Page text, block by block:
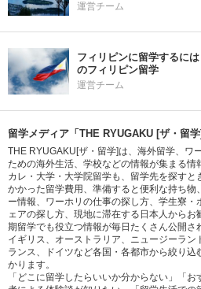
運営チーム
フィリピンに留学するに
のフィリピン留学
運営チーム
留学メディア「THE RYUGAKU [ザ・留
THE RYUGAKU[ザ・留学]は、海外留学、ワ
ための海外生活、学校などの情報が集まる情
カレ・大学・大学院留学も、留学先を探す
かかった留学費用、準備すると便利な持ち物
ー情報、ワーホリの仕事の探し方、学生寮
ェアの探し方、現地に滞在する日本人から
期留学でも役立つ情報が毎日たくさん公開さ
イギリス、オーストラリア、ニュージーラ
ランス、ドイツなど各国・各都市から絞り
かります。
「どこに留学したらいいか分からない」「